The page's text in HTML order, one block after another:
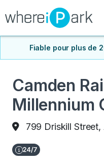
Fiable pour plus de
Camden
Millennium
799 Driskill Street,